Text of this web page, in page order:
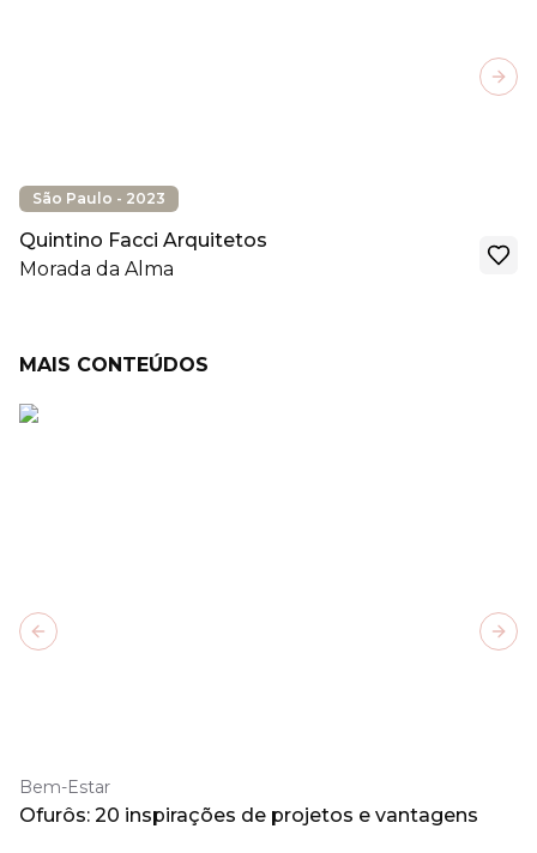
São Paulo - 2023
Quintino Facci Arquitetos
Morada da Alma
MAIS CONTEÚDOS
Bem-Estar
Ofurôs: 20 inspirações de projetos e vantagens
Previous slide